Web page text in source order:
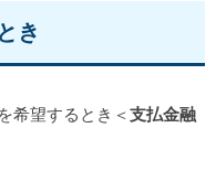
き
希望するとき＜支払金融